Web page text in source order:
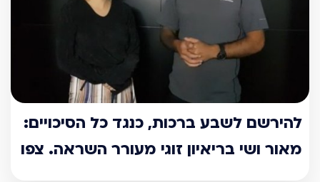
להירשם לשבע ברכות, כנגד כל הסיכויים:
מאור ושי בריאיון זוגי מעורר השראה. צפו